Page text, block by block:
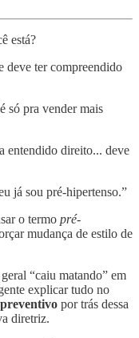
está?
deve ter compreendido
só pra vender mais
entendido direito... deve
já sou pré-hipertenso.”
o termo pré-
mudança de estilo de
“caiu matando” em
explicar tudo no
por trás dessa
diretriz.